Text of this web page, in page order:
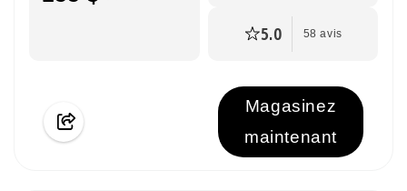
5.0 58 avis
Magasinez
maintenant